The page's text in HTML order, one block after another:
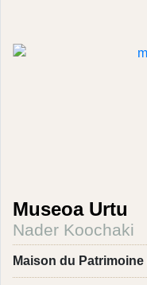
Museoa Urtu
Nader Koochaki
Maison du Patrimoine